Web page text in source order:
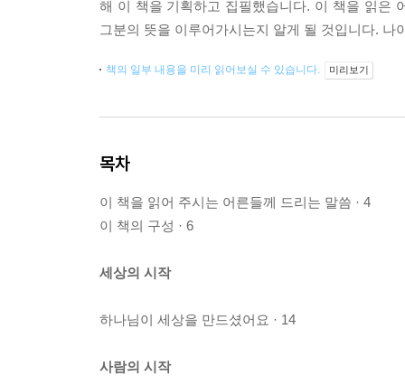
해 이 책을 기획하고 집필했습니다. 이 책을 읽은
그분의 뜻을 이루어가시는지 알게 될 것입니다.
책의 일부 내용을 미리 읽어보실 수 있습니다. 미리보기
목차
이 책을 읽어 주시는 어른들께 드리는 말씀 · 4
이 책의 구성 · 6
세상의 시작
하나님이 세상을 만드셨어요 · 14
사람의 시작